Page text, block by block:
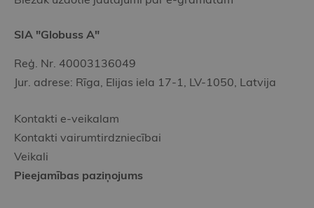
SIA "Globuss A"
Reģ. Nr. 40003136049
Jur. adrese: Rīga, Elijas iela 17-1, LV-1050, Latvija
Kontakti e-veikalam
Kontakti vairumtirdzniecībai
Veikali
Pieejamības paziņojums